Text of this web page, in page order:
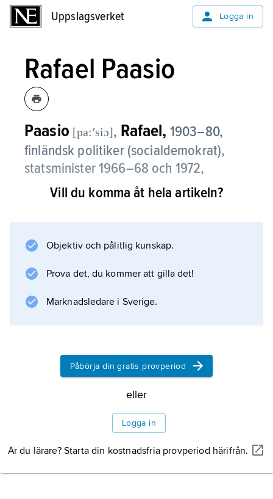
Uppslagsverket Logga in
Rafael Paasio
Paasio [pa:ʹsiɔ], Rafael, 1903–80,
finländsk politiker (socialdemokrat),
statsminister 1966–68 och 1972,
biträdande socialminister 1951 och
dagstidningen Turun Päivälehti i Åbo 1948–62
han ordförande i riksdagens utrikesutskott,
dess talman 1966 och 1970–72.
Information om artikeln
Vill du komma åt hela artikeln?
Objektiv och pålitlig kunskap.
Prova det, du kommer att gilla det!
Marknadsledare i Sverige.
Påbörja din gratis provperiod
eller
Logga in
Är du lärare? Starta din kostnadsfria provperiod härifrån.